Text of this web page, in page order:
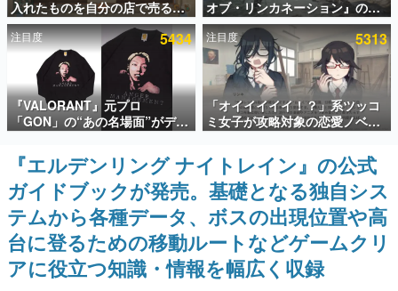
赫本
この物語を解いてはいけない。『赫本』は、〈試験問題〉
の形をした短編ホラー小説集です。
新世代に訊く
これからのデジタルゲーム市場を担う若きクリエイター達
の姿を追い、彼らのルーツと情熱を探っていきます。
ゲーム世代の作家たち
ゲームに多大な影響を受けた作家さんに取材し、ゲームが
日本のコンテンツ産業やカルチャーに与えた影響を探る企
画です。
日本モバイルゲーム産業史
日本のモバイルゲーム史における主要なトピック・タイト
ルを網羅するほか、開発者へのインタビューや識者による
解説を掲載。約20年の歴史が一望できる決定版！
入れたものを自分の店で売るゲ
ーム『Moonlighter』がSteam
にて無料配布中！続編
『Moonlighter 2』の9月2日正
式リリースを記念したキャンペ
ーン
オブ・リンカネーション』の継
続的なアプデ方針を表明。ユー
ザーからの意見を真摯に受け止
めて対応へ。修正パッチは約1週
間以内に配信される予定
注目度 5434
『VALORANT』元プロ
「GON」の“あの名場面”がデザ
インされた新作グッズが本日8月
5日より期間限定で発売。Tシャ
ツやコインケース、アクキーな
どが全品受注生産で登場、過去
に発売したグッズの再販も
注目度 5313
「オイイイイイ！？」系ツッコ
ミ女子が攻略対象の恋愛ノベル
ゲーム『美術部カノジョ』
Steamストアページが公開。
「お前らーそろそろ自重しろ
ー？＾＾」暗黒微笑の夢女子
や、萌え声不思議ちゃん女子と
青春を謳歌
『エルデンリング ナイトレイン』の公式
ガイドブックが発売。基礎となる独自シス
テムから各種データ、ボスの出現位置や高
台に登るための移動ルートなどゲームクリ
アに役立つ知識・情報を幅広く収録